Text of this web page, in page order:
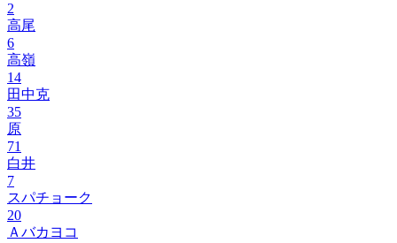
2
高尾
6
高嶺
14
田中克
35
原
71
白井
7
スパチョーク
20
Ａバカヨコ